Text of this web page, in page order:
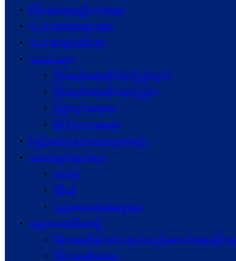
ငြိမ်းချမ်းရေးညီလာခံများ
NCA အခမ်းအနားများ
NCA စာချုပ်ဆိုင်ရာ
သတင်းများ
ငြိမ်းချမ်းရေးဆိုင်ရာ(ပြည်တွင်း)
ငြိမ်းချမ်းရေးဆိုင်ရာ(ပြည်ပ)
ပြည်တွင်းရေးရာ
နိုင်ငံတကာရေးရာ
ပြည်ထောင်စုသဘောတူစာချုပ်
ဆောင်ရွက်ချက်များ
ဓာတ်ပုံ
ဗွီဒီယို
ပညာပေးဆွေးနွေးမှုများ
ပညာပေးအစီအစဉ်
ဒီမိုကရေစီနှင့်ဖက်ဒရယ်တည်ဆောက်ရေးဆိုင်ရာ
ဒီမိုကရေစီရေးရာ